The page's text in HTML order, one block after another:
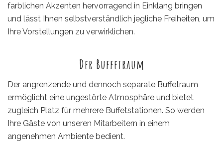
farblichen Akzenten hervorragend in Einklang bringen
und lässt Ihnen selbstverständlich jegliche Freiheiten, um
Ihre Vorstellungen zu verwirklichen.
Der Buffetraum
Der angrenzende und dennoch separate Buffetraum
ermöglicht eine ungestörte Atmosphäre und bietet
zugleich Platz für mehrere Buffetstationen. So werden
Ihre Gäste von unseren Mitarbeitern in einem
angenehmen Ambiente bedient.